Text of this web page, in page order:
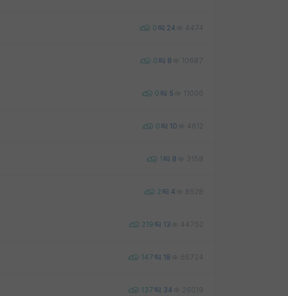
0 24 4474
0 8 10687
0 5 11006
0 10 4612
1 8 3158
2 4 8528
219 13 44752
147 18 66724
137 34 26019